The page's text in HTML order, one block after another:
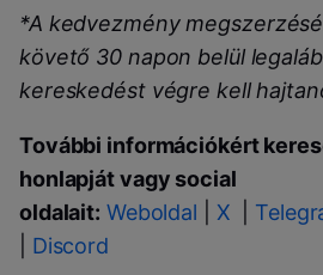
*A kedvezmény
követő 30 napon belül
kereskedést végre kell
További információkért
honlapját vagy social
oldalait: Weboldal X
Discord